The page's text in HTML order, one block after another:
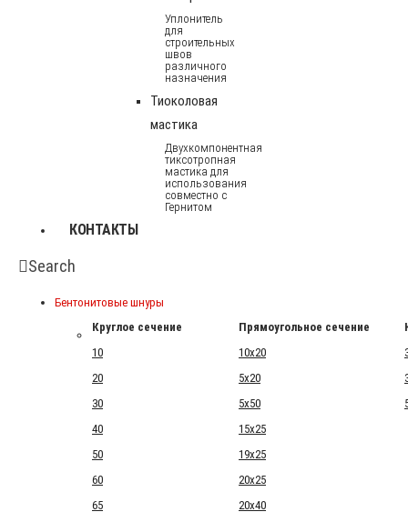
Уплонитель
для
строительных
швов
различного
назначения
Тиоколовая
мастика
Двухкомпонентная
тиксотропная
мастика для
использования
совместно с
Гернитом
КОНТАКТЫ
Search
Бентонитовые шнуры
Круглое сечение
Прямоугольное сечение
10
10x20
20
5x20
30
5x50
40
15x25
50
19x25
60
20x25
65
20x40